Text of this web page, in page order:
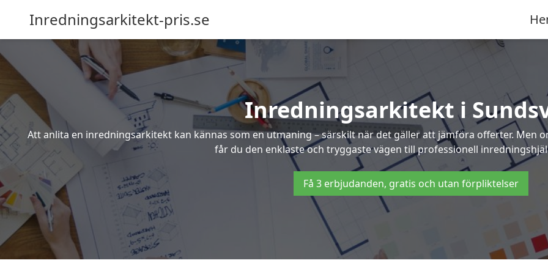
Inredningsarkitekt-pris.se
Inredningsarkitekt i
Att anlita en inredningsarkitekt kan kännas som en utmaning – särskilt när det gäller att jämföra offerter. Men
får du den enklaste och tryggaste vägen till professionell
Få 3 erbjudanden, gratis och utan förpliktelser